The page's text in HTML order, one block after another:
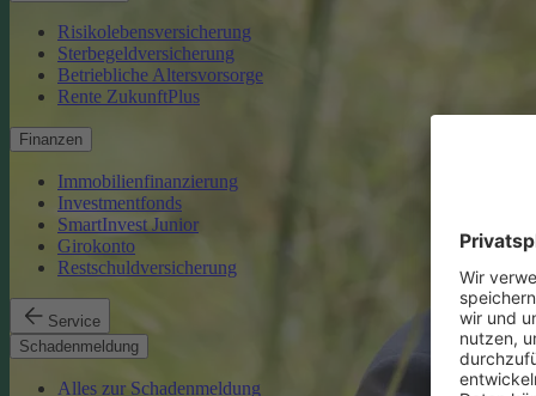
Risikolebensversicherung
Sterbegeldversicherung
Betriebliche Altersvorsorge
Rente ZukunftPlus
Finanzen
Immobilienfinanzierung
Investmentfonds
SmartInvest Junior
Girokonto
Restschuldversicherung
Service
Schadenmeldung
Alles zur Schadenmeldung